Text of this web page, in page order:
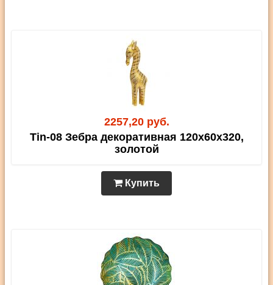
2257,20 руб.
Tin-08 Зебра декоративная 120х60х320,
золотой
Купить